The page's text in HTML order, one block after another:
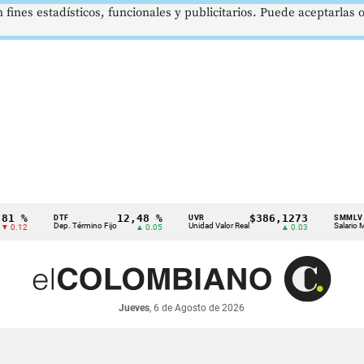
DTF
Dep. Término Fijo
12,48 %
▲ 0.05
UVR
Unidad Valor Real
$386,1273 SMMLV
Salario Mínimo
Jueves, 6 de Agosto de 2026
estadísticos, funcionales y publicitarios. Puede aceptarlas